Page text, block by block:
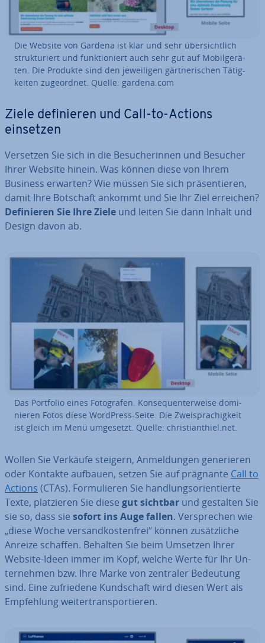
Die Website von Gardena ist klar und sehr über­sicht­lich
struk­tu­riert und funk­tio­niert auch sehr gut auf Mo­bil­ge­rä­
ten. Die Produkte sind den je­wei­li­gen gärt­ne­ri­schen Tä­tig­
kei­ten zu­ge­ord­net. Quelle: gardena.com
Ziele de­fi­nie­ren und Call-to-Actions
einsetzen
Versetzen Sie sich in die Be­su­che­rin­nen und Besucher
Ihrer Website hinein. Was können diese von Ihrem
Business erwarten? Wie müssen Sie sich prä­sen­tie­ren,
damit Ihre Botschaft ankommt und Sie Ihr Ziel erreichen?
De­fi­nie­ren Sie Ihre Ziele und leiten Sie dann Inhalt und
Design davon ab.
Das Portfolio eines Fo­to­gra­fen. Kon­se­quen­ter­wei­se do­mi­
nie­ren Fotos diese WordPress-Seite. Die Zwei­spra­chig­keit
ist gleich im Menü umgesetzt. Quelle: chris­ti­an­t­hiel.net.
Wollen Sie Verkäufe steigern, An­mel­dun­gen ge­ne­rie­ren
oder Kontakte aufbauen, setzen Sie auf prägnante Call to
Actions (CTAs). For­mu­lie­ren Sie hand­lungs­ori­en­tier­te
Texte, plat­zie­ren Sie diese gut sichtbar und gestalten Sie
sie so, dass sie sofort ins Auge fallen. Ver­spre­chen wie
„diese Woche ver­sand­kos­ten­frei“ können zu­sätz­li­che
Anreize schaffen. Behalten Sie beim Umsetzen Ihrer
Website-Ideen immer im Kopf, welche Werte für Ihr Un­
ter­neh­men bzw. Ihre Marke von zentraler Bedeutung
sind. Eine zu­frie­de­ne Kund­schaft wird diesen Wert als
Emp­feh­lung wei­ter­trans­por­tie­ren.